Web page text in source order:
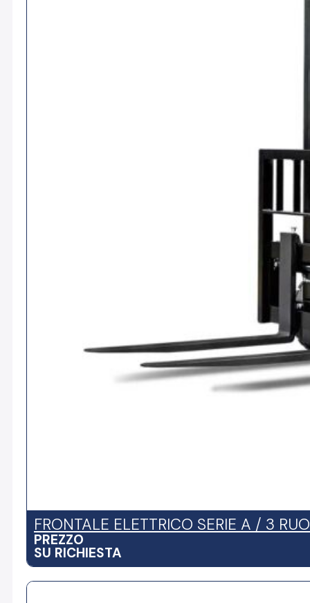
FRONTALE ELETTRICO SERIE A / 3
PREZZO
SU RICHIESTA